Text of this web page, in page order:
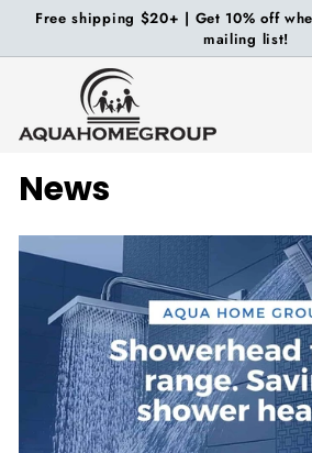
al
Free shipping $20+ | Get 10% off
mailing list!
u
a
H
o
m
News